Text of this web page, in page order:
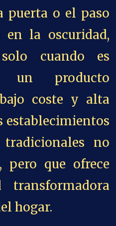
puerta o el paso
en la oscuridad,
solo cuando es
un producto
coste y alta
establecimientos
no
pero que ofrece
transformadora
hogar.